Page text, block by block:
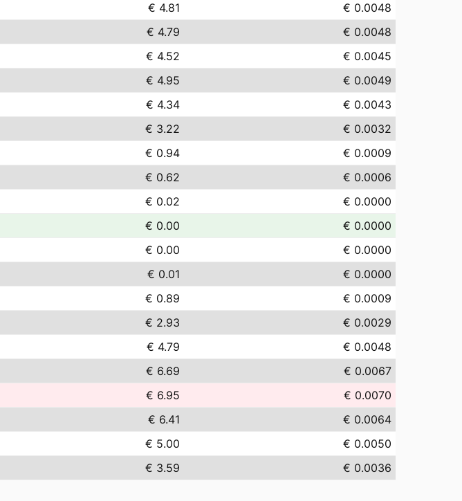
€ 4.81
€ 0.0048
€ 4.79
€ 0.0048
€ 4.52
€ 0.0045
€ 4.95
€ 0.0049
€ 4.34
€ 0.0043
€ 3.22
€ 0.0032
€ 0.94
€ 0.0009
€ 0.62
€ 0.0006
€ 0.02
€ 0.0000
€ 0.00
€ 0.0000
€ 0.00
€ 0.0000
€ 0.01
€ 0.0000
€ 0.89
€ 0.0009
€ 2.93
€ 0.0029
€ 4.79
€ 0.0048
€ 6.69
€ 0.0067
€ 6.95
€ 0.0070
€ 6.41
€ 0.0064
€ 5.00
€ 0.0050
€ 3.59 € 0.0036